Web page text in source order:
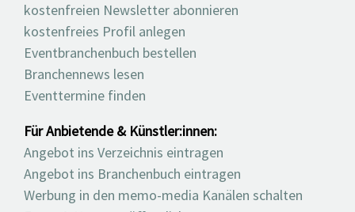
kostenfreien Newsletter abonnieren
kostenfreies Profil anlegen
Eventbranchenbuch bestellen
Branchennews lesen
Eventtermine finden
Für Anbietende & Künstler:innen:
Angebot ins Verzeichnis eintragen
Angebot ins Branchenbuch eintragen
Werbung in den memo-media Kanälen schalten